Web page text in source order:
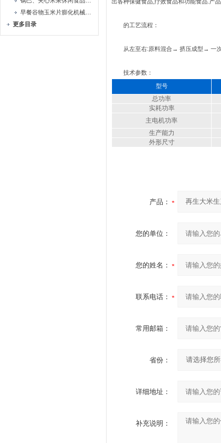
早餐谷物玉米片膨化机械生产线
更多目录
出各种保健食品,疗效食品和功能食品.产
的工艺流程：
从左至右:原料混合→ 挤压成型→ 一
技术参数：
型号
总功率
实耗功率
主电机功率
生产能力
外形尺寸
产品：
您的单位：
您的姓名：
联系电话：
常用邮箱：
省份：
详细地址：
补充说明：